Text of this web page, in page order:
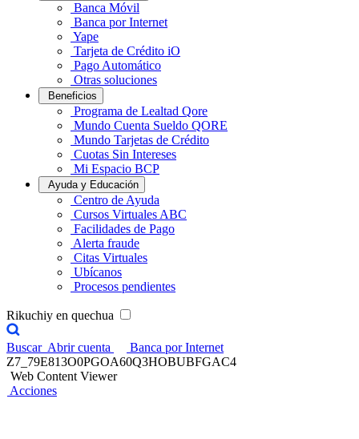
Banca Móvil
Banca por Internet
Yape
Tarjeta de Crédito iO
Pago Automático
Otras soluciones
Beneficios
Programa de Lealtad Qore
Mundo Cuenta Sueldo QORE
Mundo Tarjetas de Crédito
Cuotas Sin Intereses
Mi Espacio BCP
Ayuda y Educación
Centro de Ayuda
Cursos Virtuales ABC
Facilidades de Pago
Alerta fraude
Citas Virtuales
Ubícanos
Procesos pendientes
Rikuchiy en quechua
Buscar Abrir cuenta
Banca por Internet
Z7_79E813O0PGOA60Q3HOBUBFGAC4
Web Content Viewer
Acciones